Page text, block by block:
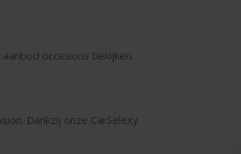
occasions bekijken.
Dankzij onze CarSelexy